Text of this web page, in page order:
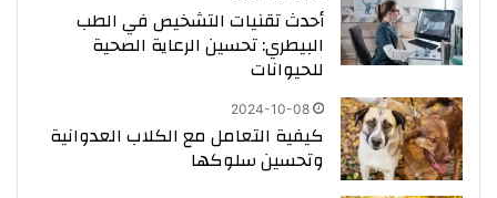
أحدث تقنيات التشخيص في الطب
البيطري: تحسين الرعاية الصحية
للحيوانات
2024-10-08
كيفية التعامل مع الكلاب العدوانية
وتحسين سلوكها